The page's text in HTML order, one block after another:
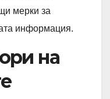
мерки за
информация.
на